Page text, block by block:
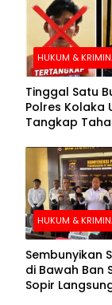
HUKUM &
Tinggal Satu
Polres Kolaka
Tangkap
Pengejaran
HUKUM &
Sembunyikan
di Bawah Ban
Sopir